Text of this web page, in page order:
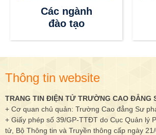
Các ngành
đào tạo
Thông tin website
TRANG TIN ĐIỆN TỬ TRƯỜNG CAO ĐẲNG
+ Cơ quan chủ quản: Trường Cao đẳng Sư
+ Giấy phép số 39/GP-TTĐT do Cục Quản lý
tử, Bộ Thông tin và Truyền thông cấp ngày 21/